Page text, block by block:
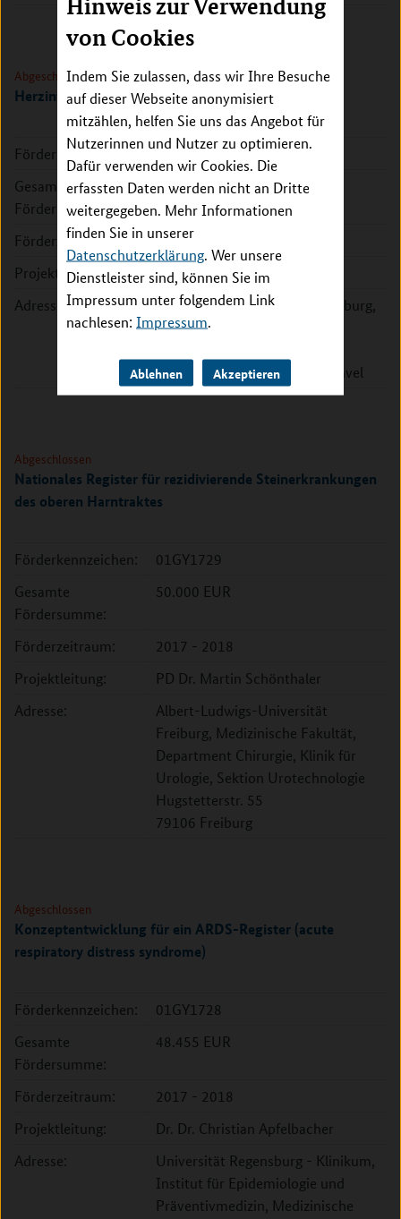
Hinweis zur Verwendung
von Cookies
Indem Sie zulassen, dass wir Ihre Besuche
auf dieser Webseite anonymisiert
mitzählen, helfen Sie uns das Angebot für
Nutzerinnen und Nutzer zu optimieren.
Dafür verwenden wir Cookies. Die
erfassten Daten werden nicht an Dritte
weitergegeben. Mehr Informationen
finden Sie in unserer
Datenschutzerklärung. Wer unsere
Dienstleister sind, können Sie im
Impressum unter folgendem Link
nachlesen: Impressum.
Ablehnen Akzeptieren
Abgeschlossen
Herzinfarktregister im Bundesland Brandenburg
Förderkennzeichen:
01GY1730
Gesamte
Fördersumme:
50.000 EUR
Förderzeitraum:
2017 - 2018
Projektleitung:
Prof. Oliver Ritter
Adresse:
Städtisches Klinikum Brandenburg,
Hochschulklinik der MHB
14770 Brandenburg an der Havel
Abgeschlossen
Nationales Register für rezidivierende Steinerkrankungen
des oberen Harntraktes
Förderkennzeichen:
01GY1729
Gesamte
Fördersumme:
50.000 EUR
Förderzeitraum:
2017 - 2018
Projektleitung:
PD Dr. Martin Schönthaler
Adresse:
Albert-Ludwigs-Universität
Freiburg, Medizinische Fakultät,
Department Chirurgie, Klinik für
Urologie, Sektion Urotechnologie
Hugstetterstr. 55
79106 Freiburg
Abgeschlossen
Konzeptentwicklung für ein ARDS-Register (acute
respiratory distress syndrome)
Förderkennzeichen:
01GY1728
Gesamte
Fördersumme:
48.455 EUR
Förderzeitraum:
2017 - 2018
Projektleitung:
Dr. Dr. Christian Apfelbacher
Adresse:
Universität Regensburg - Klinikum,
Institut für Epidemiologie und
Präventivmedizin, Medizinische